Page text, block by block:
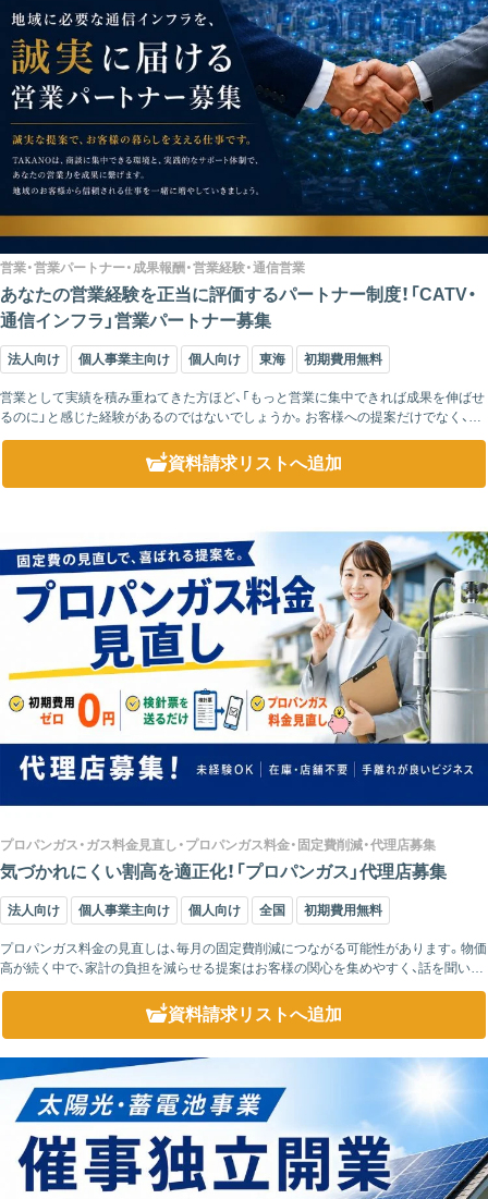
営業・営業パートナー・成果報酬・営業経験・通信営業
あなたの営業経験を正当に評価するパートナー制度！「CATV・
通信インフラ」営業パートナー募集
法人向け 個人事業主向け 個人向け 東海 初期費用無料
営業として実績を積み重ねてきた方ほど、「もっと営業に集中できれば成果を伸ばせ
るのに」と感じた経験があるのではないでしょうか。お客様への提案だけでなく、申
資料請求リストへ追加
プロパンガス・ガス料金見直し・プロパンガス料金・固定費削減・代理店募集
気づかれにくい割高を適正化！「プロパンガス」代理店募集
法人向け 個人事業主向け 個人向け 全国 初期費用無料
プロパンガス料金の見直しは、毎月の固定費削減につながる可能性があります。物価
高が続く中で、家計の負担を減らせる提案はお客様の関心を集めやすく、話を聞いて
もらいやすい商材です。 代理店様が行うのは、商品を強く売り込む営業...
資料請求リストへ追加